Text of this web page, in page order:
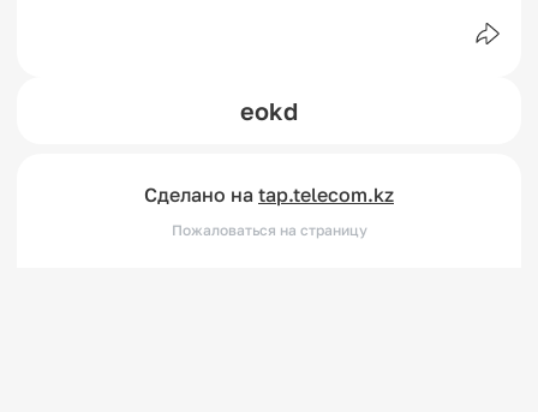
eokd
Сделано на tap.telecom.kz
Пожаловаться на страницу